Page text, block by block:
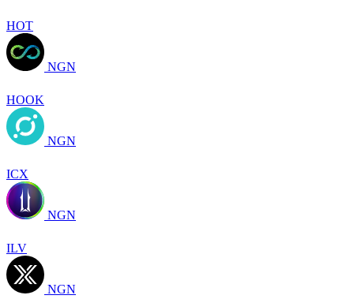
HOT
NGN
HOOK
NGN
ICX
NGN
ILV
NGN